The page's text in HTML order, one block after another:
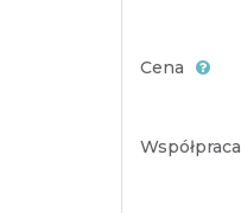
Cena
Współpraca